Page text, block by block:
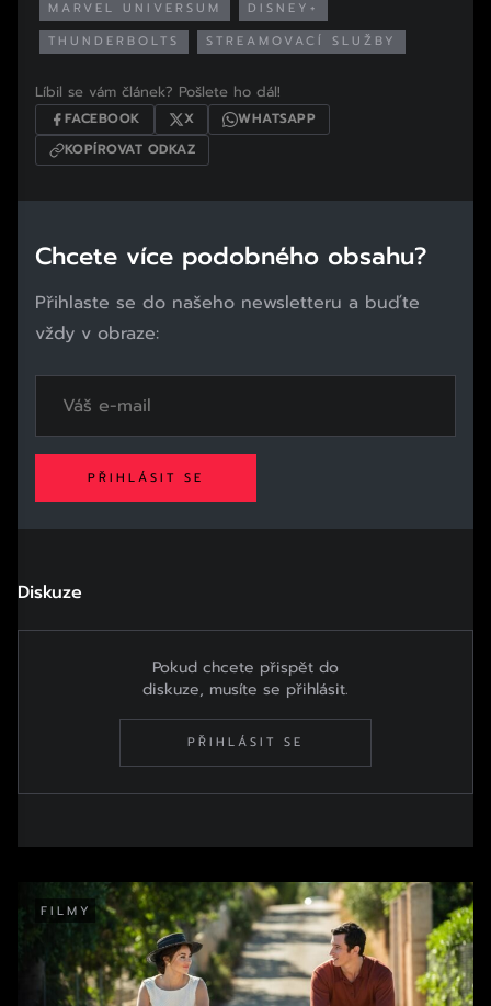
MARVEL UNIVERSUM
DISNEY+
THUNDERBOLTS
STREAMOVACÍ SLUŽBY
Líbil se vám článek? Pošlete ho dál!
FACEBOOK X
WHATSAPP
KOPÍROVAT ODKAZ
Chcete více podobného obsahu?
Přihlaste se do našeho newsletteru a buďte
vždy v obraze:
PŘIHLÁSIT SE
Diskuze
Pokud chcete přispět do
diskuze, musíte se přihlásit.
PŘIHLÁSIT SE
FILMY